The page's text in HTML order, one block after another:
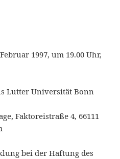
WIDGETS
1997, um 19.00 Uhr,
Lutter Universität Bonn
Faktoreistraße 4, 66111
bei der Haftung des